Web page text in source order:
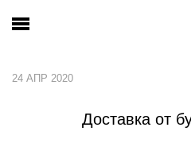
24 АПР 2020
Доставка от